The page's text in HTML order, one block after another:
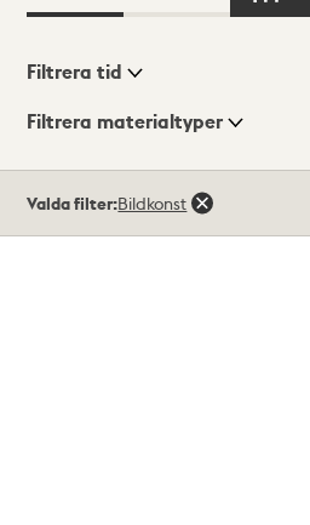
Visningsläge
Filtrera tid
Filtrera materialtyper
träffar
Valda filter:Bildkonst